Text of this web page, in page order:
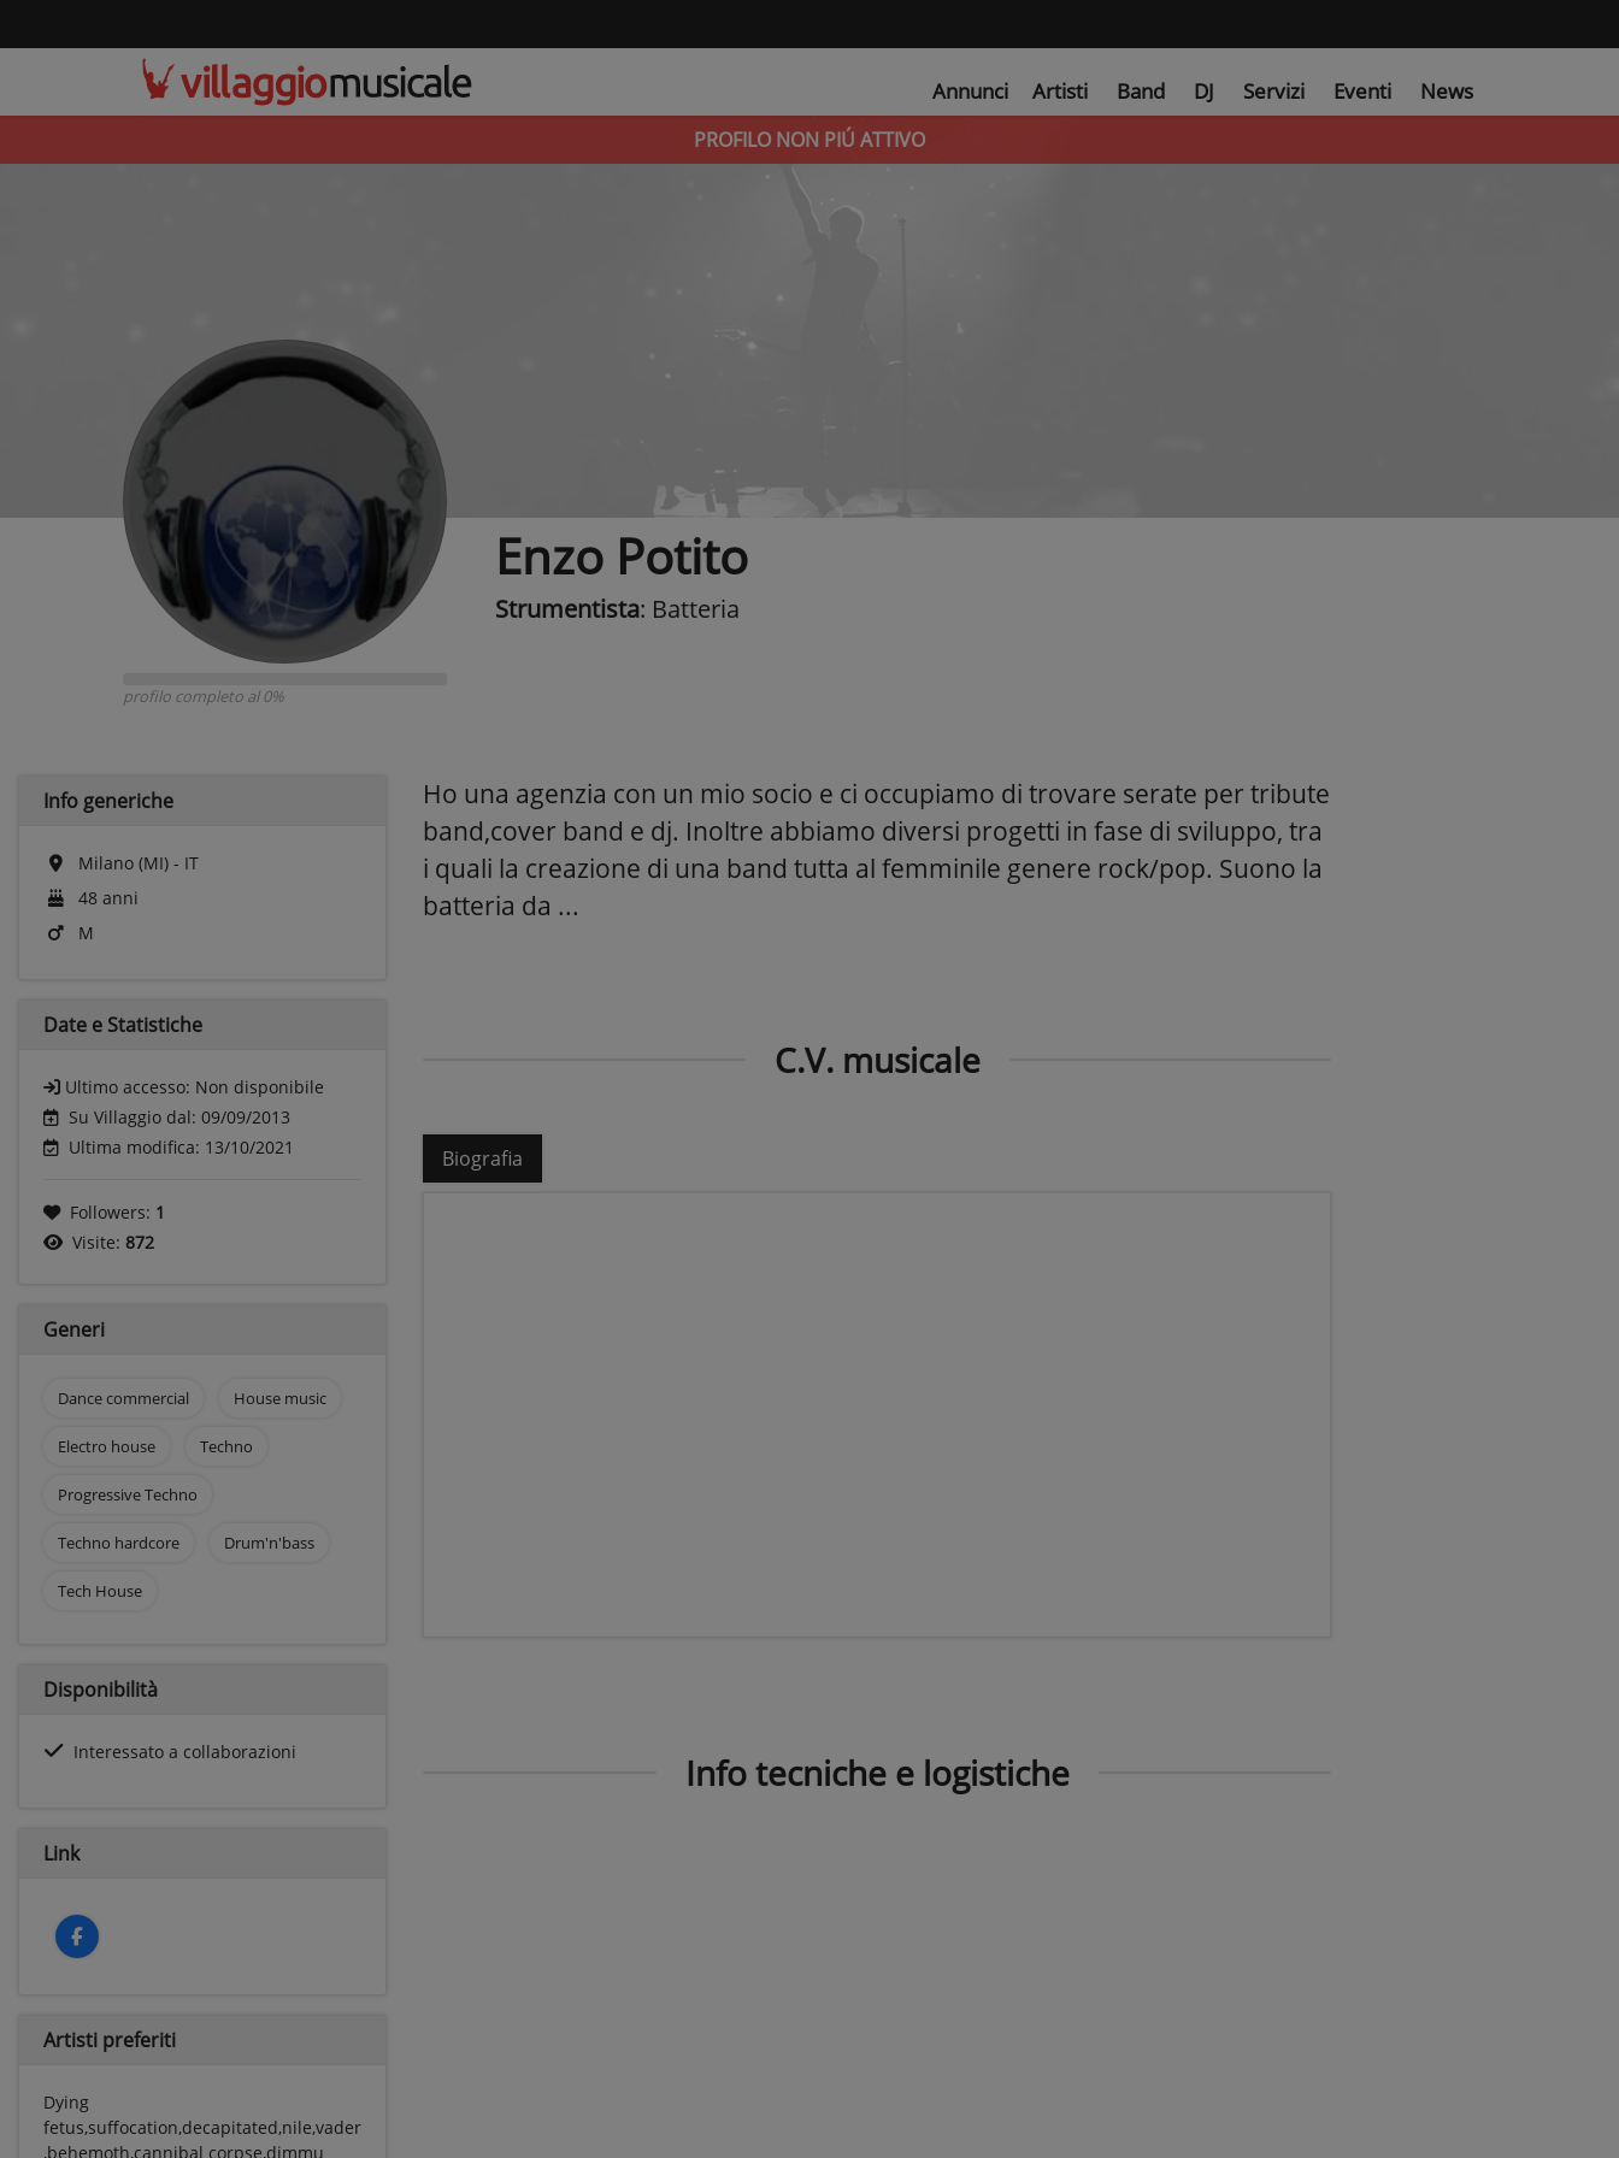
Annunci Artisti Band DJ Servizi Eventi News
PROFILO NON PIÚ ATTIVO
profilo completo al 0%
Enzo Potito
Strumentista: Batteria
Info generiche
Milano (MI) - IT
48 anni
M
Date e Statistiche
Ultimo accesso: Non disponibile
Su Villaggio dal: 09/09/2013
Ultima modifica: 13/10/2021
Followers: 1
Visite: 872
Generi
Dance commercial House music
Electro house Techno
Progressive Techno
Techno hardcore Drum'n'bass
Tech House
Disponibilità
Interessato a collaborazioni
Link
Artisti preferiti
Dying
fetus,suffocation,decapitated,nile,vader
,behemoth,cannibal corpse,dimmu
Ho una agenzia con un mio socio e ci occupiamo di trovare serate per tribute
band,cover band e dj. Inoltre abbiamo diversi progetti in fase di sviluppo, tra
i quali la creazione di una band tutta al femminile genere rock/pop. Suono la
batteria da ...
C.V. musicale
Biografia
Info tecniche e logistiche